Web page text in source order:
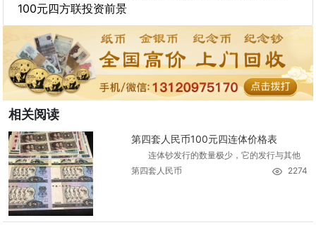
100元四方联投资前景
相关阅读
第四套人民币100元四连体价格表
连体钞发行的数量极少，它的发行与其他
第四套人民币
2274